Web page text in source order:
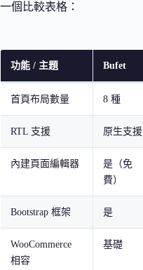
一個比較表格：
功能 / 主題 Bufet
首頁布局數量 8 種
RTL 支援 原生支援
內建頁面編輯器
是（免
費）
Bootstrap 框架 是
WooCommerce
相容
基礎